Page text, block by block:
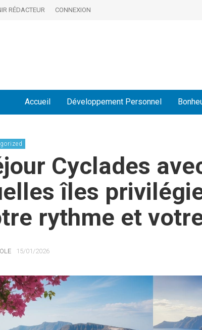
RÉDACTEUR CONNEXION
Accueil Développement Personnel
Cyclades
îles
rythme et
15/01/2026